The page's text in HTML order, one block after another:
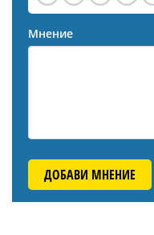
Мнение
ДОБАВИ МНЕНИЕ